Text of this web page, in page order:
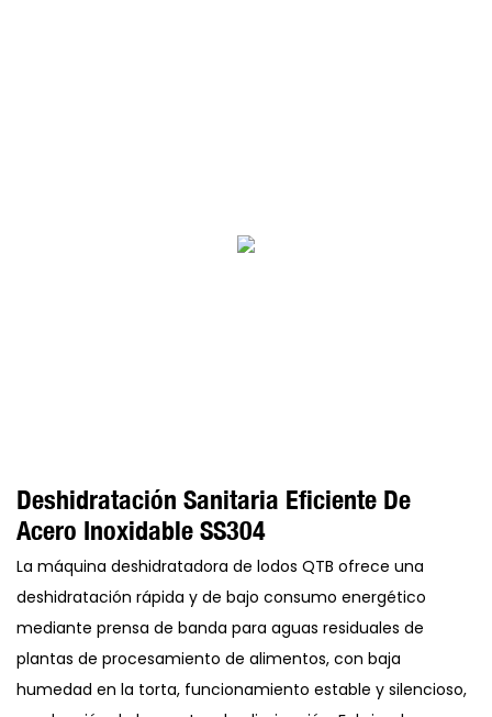
Deshidratación Sanitaria Eficiente De
Acero Inoxidable SS304
La máquina deshidratadora de lodos QTB ofrece una
deshidratación rápida y de bajo consumo energético
mediante prensa de banda para aguas residuales de
plantas de procesamiento de alimentos, con baja
humedad en la torta, funcionamiento estable y silencioso,